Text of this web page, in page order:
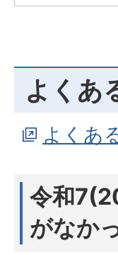
よくあ
よくあ
令和
がなか